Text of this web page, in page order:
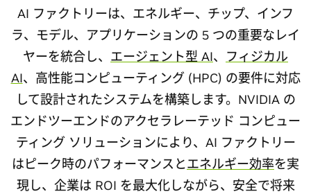
AI ファクトリーは、エネルギー、チップ、インフ
ラ、モデル、アプリケーションの 5 つの重要なレイ
ヤーを統合し、 エージェント型 AI、 フィジカル
AI、高性能コンピューティング (HPC) の要件に対応
して設計されたシステムを構築します。NVIDIA の
エンドツーエンドのアクセラレーテッド コンピュー
ティング ソリューションにより、AI ファクトリー
はピーク時のパフォーマンスとエネルギー効率を実
現し、企業は ROI を最大化しながら、安全で将来